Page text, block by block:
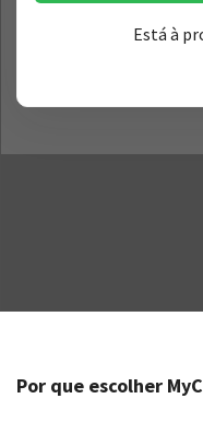
Está à
Por que escolher